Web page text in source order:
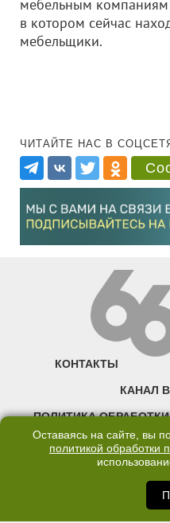
мебельным компаниям
в котором сейчас
мебельщики.
ЧИТАЙТЕ НАС В
КОНТАКТЫ
КАНАЛ В
ПОЛИТИКА
©2007—2025 66.RU.
сведения размещенных на сайте
Оставаясь на сайте, вы
политикой обработки